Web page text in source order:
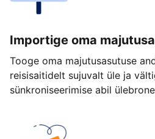
Importige oma
Tooge oma majutusasutuse
reisisaitidelt sujuvalt üle ja
sünkroniseerimise abil